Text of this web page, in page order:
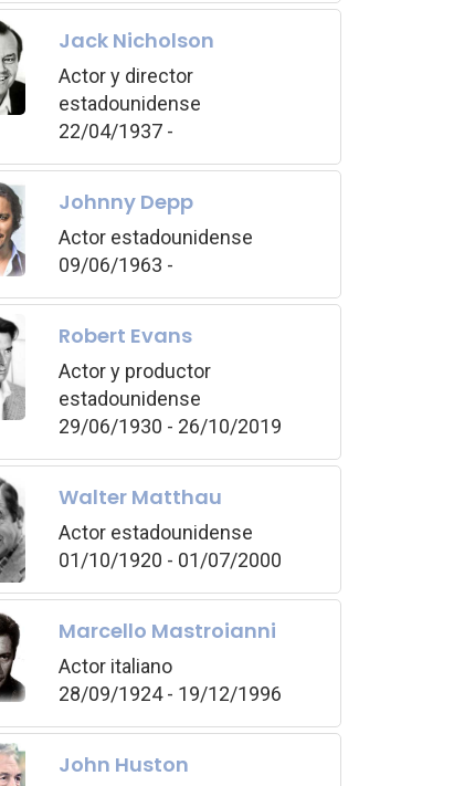
Jack Nicholson
Actor y director
estadounidense
22/04/1937 -
Johnny Depp
Actor estadounidense
09/06/1963 -
Robert Evans
Actor y productor
estadounidense
29/06/1930 - 26/10/2019
Walter Matthau
Actor estadounidense
01/10/1920 - 01/07/2000
Marcello Mastroianni
Actor italiano
28/09/1924 - 19/12/1996
John Huston